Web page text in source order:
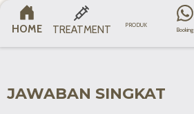
HOME TREATMENT PRODUK
Booking
KATEGORI Semua Face Contouring
JAWABAN SINGKAT